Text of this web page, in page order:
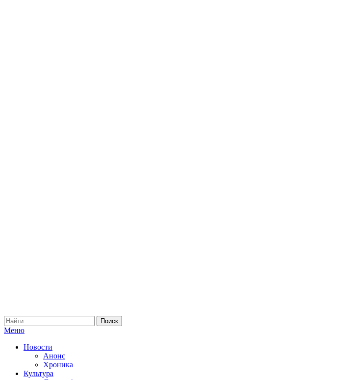
Меню
Новости
Анонс
Хроника
Культура